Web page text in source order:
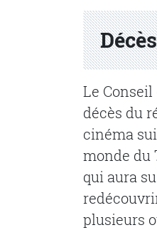
Le
décès du
cinéma
monde du
qui aura
plusieurs